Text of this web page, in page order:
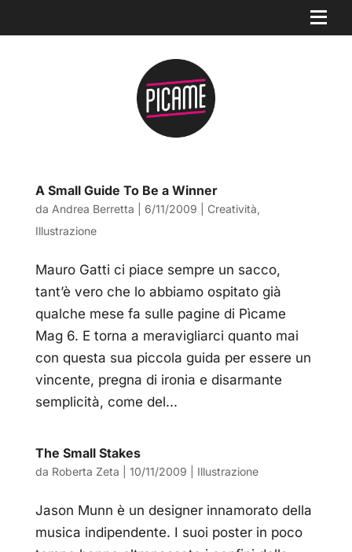
A Small Guide To Be a Winner
da Andrea Berretta 6/11/2009 Creatività,
Illustrazione
Mauro Gatti ci piace sempre un sacco,
tant’è vero che lo abbiamo ospitato già
qualche mese fa sulle pagine di Pìcame
Mag 6. E torna a meravigliarci quanto mai
con questa sua piccola guida per essere un
vincente, pregna di ironia e disarmante
semplicità, come del...
The Small Stakes
da Roberta Zeta 10/11/2009 Illustrazione
Jason Munn è un designer innamorato della
musica indipendente. I suoi poster in poco